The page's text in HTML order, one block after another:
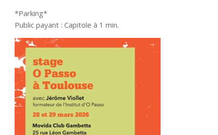
*Parking*
Public payant : Capitole à 1 min.